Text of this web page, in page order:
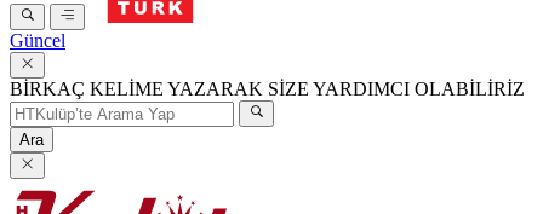
Güncel
BİRKAÇ KELİME YAZARAK SİZE YARDIMCI OLABİLİRİZ
Ara